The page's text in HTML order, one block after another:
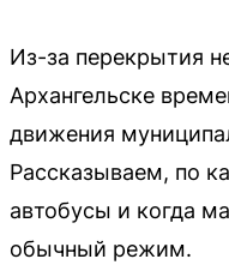
Из-за перекрытия
Архангельске
движения
Рассказываем, по
автобусы и когда
обычный режим.